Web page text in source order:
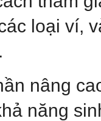
loại ví,
nâng
năng